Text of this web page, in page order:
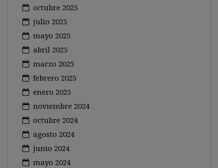
octubre 2025
julio 2025
mayo 2025
abril 2025
marzo 2025
febrero 2025
enero 2025
noviembre 2024
octubre 2024
agosto 2024
junio 2024
mayo 2024